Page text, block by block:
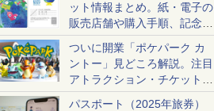
ット情報まとめ。紙・電子の
販売店舗や購入手順、記念チ
ケットも解説
ついに開業「ポケパーク カ
ントー」見どころ解説。注目
アトラクション・チケット手
配・来場前に必要な準備は？
パスポート（2025年旅券）